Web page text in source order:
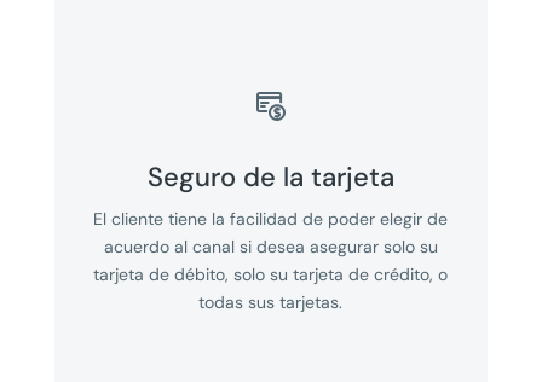

Seguro de la tarjeta
El cliente tiene la facilidad de poder elegir de
acuerdo al canal si desea asegurar solo su
tarjeta de débito, solo su tarjeta de crédito, o
todas sus tarjetas.